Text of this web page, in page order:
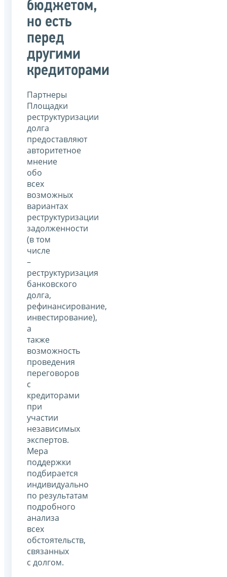
бюджетом,
но есть
перед
другими
кредиторами
Партнеры
Площадки
реструктуризации
долга
предоставляют
авторитетное
мнение
обо
всех
возможных
вариантах
реструктуризации
задолженности
(в том
числе
–
реструктуризация
банковского
долга,
рефинансирование,
инвестирование),
а
также
возможность
проведения
переговоров
с
кредиторами
при
участии
независимых
экспертов.
Мера
поддержки
подбирается
индивидуально
по результатам
подробного
анализа
всех
обстоятельств,
связанных
с долгом.